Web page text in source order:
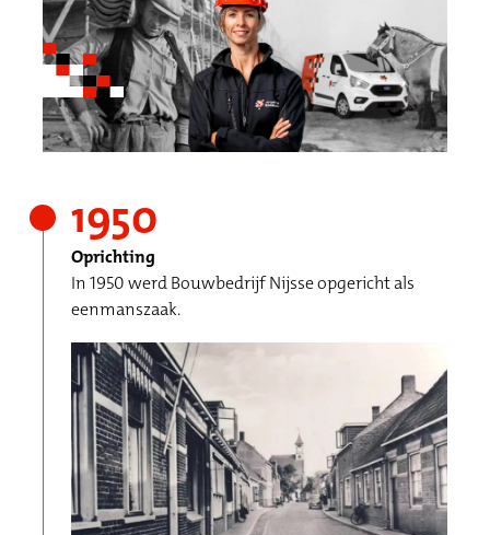
Werken bij
1950
Oprichting
In 1950 werd Bouwbedrijf Nijsse opgericht als
eenmanszaak.